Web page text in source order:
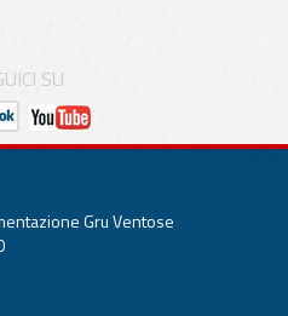
SU
Gru Ventose